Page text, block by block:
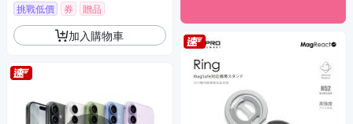
挑戰低價 券 贈品
加入購物車